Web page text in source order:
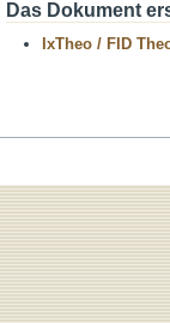
Das Dokument
IxTheo / FID